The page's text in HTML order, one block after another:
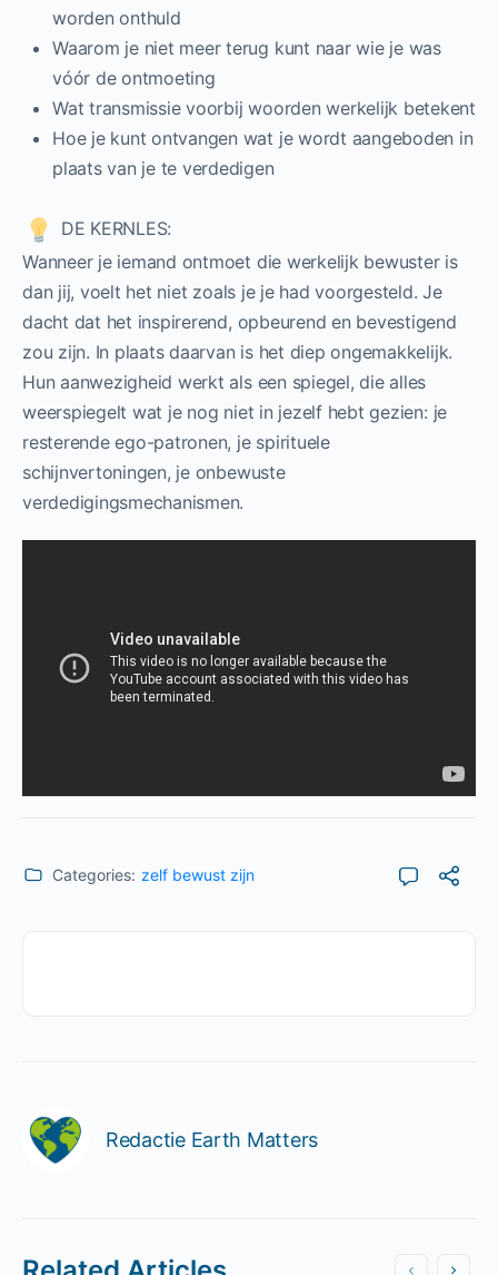
worden onthuld
Waarom je niet meer terug kunt naar wie je was
vóór de ontmoeting
Wat transmissie voorbij woorden werkelijk betekent
Hoe je kunt ontvangen wat je wordt aangeboden in
plaats van je te verdedigen
DE KERNLES:
Wanneer je iemand ontmoet die werkelijk bewuster is
dan jij, voelt het niet zoals je je had voorgesteld. Je
dacht dat het inspirerend, opbeurend en bevestigend
zou zijn. In plaats daarvan is het diep ongemakkelijk.
Hun aanwezigheid werkt als een spiegel, die alles
weerspiegelt wat je nog niet in jezelf hebt gezien: je
resterende ego-patronen, je spirituele
schijnvertoningen, je onbewuste
verdedigingsmechanismen.
Categories: zelf bewust zijn
Redactie Earth Matters